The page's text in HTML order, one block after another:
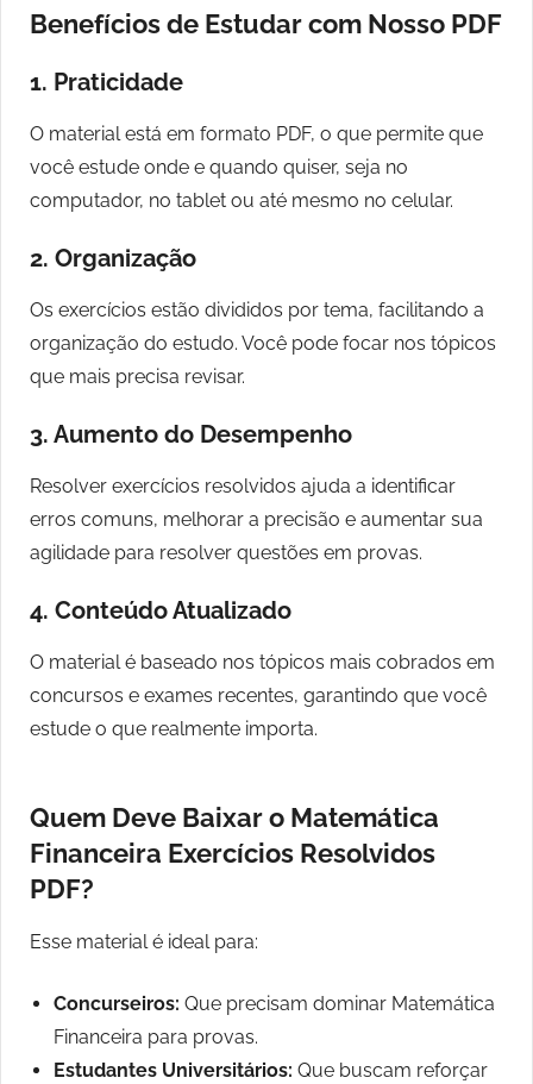
Benefícios de Estudar com Nosso PDF
1. Praticidade
O material está em formato PDF, o que permite que
você estude onde e quando quiser, seja no
computador, no tablet ou até mesmo no celular.
2. Organização
Os exercícios estão divididos por tema, facilitando a
organização do estudo. Você pode focar nos tópicos
que mais precisa revisar.
3. Aumento do Desempenho
Resolver exercícios resolvidos ajuda a identificar
erros comuns, melhorar a precisão e aumentar sua
agilidade para resolver questões em provas.
4. Conteúdo Atualizado
O material é baseado nos tópicos mais cobrados em
concursos e exames recentes, garantindo que você
estude o que realmente importa.
Quem Deve Baixar o Matemática
Financeira Exercícios Resolvidos
PDF?
Esse material é ideal para:
Concurseiros: Que precisam dominar Matemática
Financeira para provas.
Estudantes Universitários: Que buscam reforçar